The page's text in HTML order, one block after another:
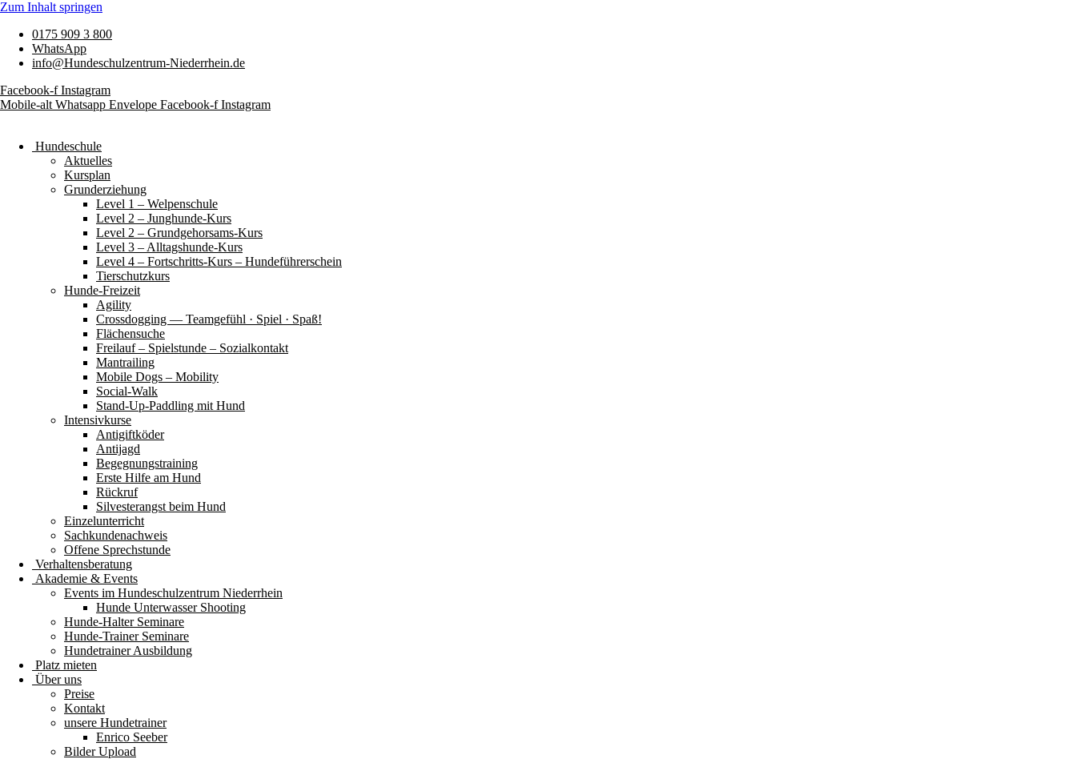
Zum Inhalt springen
0175 909 3 800
WhatsApp
info@Hundeschulzentrum-Niederrhein.de
Facebook-f Instagram
Mobile-alt Whatsapp Envelope Facebook-f Instagram
Hundeschule
Aktuelles
Kursplan
Grunderziehung
Level 1 – Welpenschule
Level 2 – Junghunde-Kurs
Level 2 – Grundgehorsams-Kurs
Level 3 – Alltagshunde-Kurs
Level 4 – Fortschritts-Kurs – Hundeführerschein
Tierschutzkurs
Hunde-Freizeit
Agility
Crossdogging — Teamgefühl · Spiel · Spaß!
Flächensuche
Freilauf – Spielstunde – Sozialkontakt
Mantrailing
Mobile Dogs – Mobility
Social-Walk
Stand-Up-Paddling mit Hund
Intensivkurse
Antigiftköder
Antijagd
Begegnungstraining
Erste Hilfe am Hund
Rückruf
Silvesterangst beim Hund
Einzelunterricht
Sachkundenachweis
Offene Sprechstunde
Verhaltensberatung
Akademie & Events
Events im Hundeschulzentrum Niederrhein
Hunde Unterwasser Shooting
Hunde-Halter Seminare
Hunde-Trainer Seminare
Hundetrainer Ausbildung
Platz mieten
Über uns
Preise
Kontakt
unsere Hundetrainer
Enrico Seeber
Bilder Upload